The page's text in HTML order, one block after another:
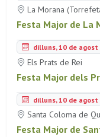
La Morana
Festa Major de La
dilluns, 10 de agost
Els Prats de Rei
Festa Major dels
dilluns, 10 de agost
Santa Coloma de
Festa Major de